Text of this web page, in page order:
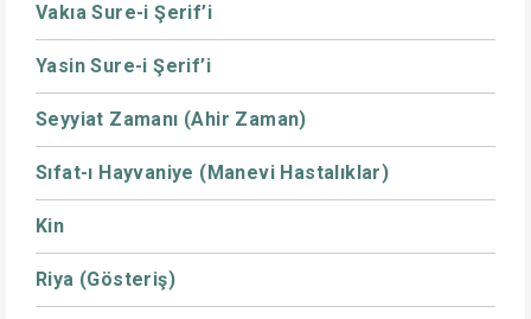
Vakıa Sure-i Şerif’i
Yasin Sure-i Şerif’i
Seyyiat Zamanı (Ahir Zaman)
Sıfat-ı Hayvaniye (Manevi Hastalıklar)
Kin
Riya (Gösteriş)